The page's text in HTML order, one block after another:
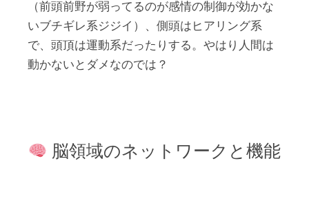
（前頭前野が弱ってるのが感情の制御が効かな
いブチギレ系ジジイ）、側頭はヒアリング系
で、頭頂は運動系だったりする。やはり人間は
動かないとダメなのでは？
脳領域のネットワークと機能